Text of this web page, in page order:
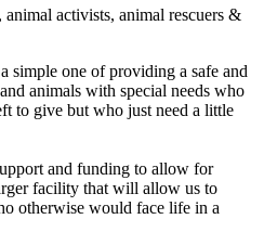
activists, animal rescuers &
simple one of providing a safe and
animals with special needs who
to give but who just need a little
and funding to allow for
facility that will allow us to
otherwise would face life in a